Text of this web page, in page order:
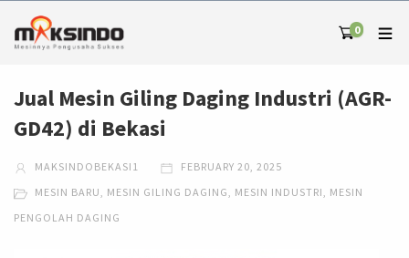
0
Jual Mesin Giling Daging Industri (AGR-
GD42) di Bekasi
MAKSINDOBEKASI1
FEBRUARY 20, 2025
MESIN BARU, MESIN GILING DAGING, MESIN INDUSTRI, MESIN
PENGOLAH DAGING